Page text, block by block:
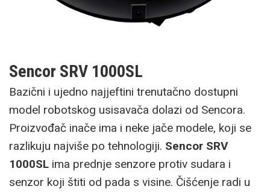
Sencor SRV 1000SL
Bazični i ujedno najjeftini trenutačno dostupni
model robotskog usisavača dolazi od Sencora.
Proizvođač inače ima i neke jače modele, koji se
razlikuju najviše po tehnologiji. Sencor SRV
1000SL ima prednje senzore protiv sudara i
senzor koji štiti od pada s visine. Čišćenje radi u